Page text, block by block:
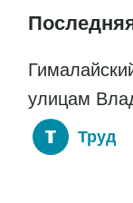
улицам
Труд